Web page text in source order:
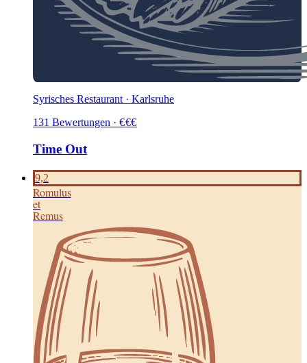
Syrisches Restaurant · Karlsruhe
131 Bewertungen · €€€
Time Out
9,2
Romulus
et
Remus